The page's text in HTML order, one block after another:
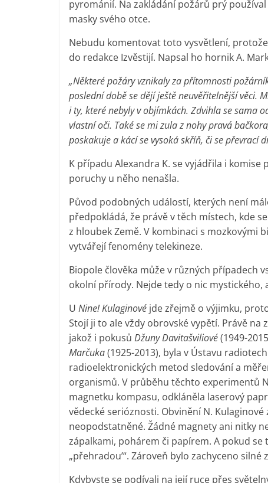
pyrománií. Na zakládání požárů prý
masky svého otce.
Nebudu komentovat toto vysvětlení,
do redakce Izvěstijí. Napsal ho hornik A.
„Některé požáry vznikaly za přítomnosti
poslední době se dějí ještě neuvěřitelnější věci.
i ty, které nebyly v objímkách. Zdvihla se sama
vlastní oči. Také se mi zula z nohy pravá
poskakuje a kácí se vysoká skříň, či se převrací
K případu Alexandra K. se vyjádřila i komise
poruchy u něho nenašla.
Původ podobných událostí, kterých není
předpokládá, že právě v těch místech, kde
z hloubek Země. V kombinaci s mozkovými
vytvářejí fenomény telekineze.
Biopole člověka může v různých případech
okolní přírody. Nejde tedy o nic mystického,
U Nine! Kulaginové jde zřejmě o výjimku,
Stojí ji to ale vždy obrovské vypětí. Právě
jakož i pokusů Džuny Davitašviliové(1949-
Marčuka(1925-2013), byla v Ústavu
radioelektronických metod sledování a
organismů. V průběhu těchto experimentů
magnetku kompasu, odkláněla laserový
vědecké serióznosti. Obvinění N.
neopodstatněné. Žádné magnety ani nitky
zápalkami, pohárem či papírem. A pokud
„přehradou’“. Zároveň bylo zachyceno silné
Kdybyste se podívali na její ruce přes